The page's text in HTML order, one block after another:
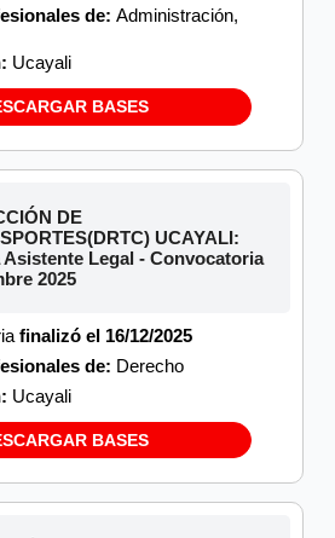
de: Administración,
Ucayali
BASES
DE
UCAYALI:
Asistente Legal - Convocatoria
2025
finalizó el 16/12/2025
de: Derecho
Ucayali
BASES